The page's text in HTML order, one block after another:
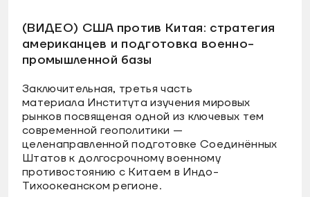
(ВИДЕО) США против Китая: стратегия
американцев и подготовка военно-
промышленной базы
Заключительная, третья часть
материала Института изучения мировых
рынков посвященая одной из ключевых тем
современной геополитики —
целенаправленной подготовке Соединённых
Штатов к долгосрочному военному
противостоянию с Китаем в Индо-
Тихоокеанском регионе.